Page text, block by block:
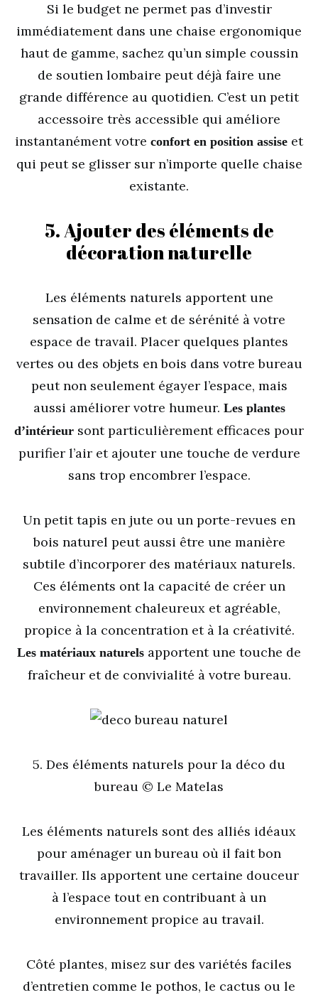
Si le budget ne permet pas d’investir
immédiatement dans une chaise ergonomique
haut de gamme, sachez qu’un simple coussin
de soutien lombaire peut déjà faire une
grande différence au quotidien. C’est un petit
accessoire très accessible qui améliore
instantanément votre confort en position assise et
qui peut se glisser sur n’importe quelle chaise
existante.
5. Ajouter des éléments de
décoration naturelle
Les éléments naturels apportent une
sensation de calme et de sérénité à votre
espace de travail. Placer quelques plantes
vertes ou des objets en bois dans votre bureau
peut non seulement égayer l’espace, mais
aussi améliorer votre humeur. Les plantes
d’intérieur sont particulièrement efficaces pour
purifier l’air et ajouter une touche de verdure
sans trop encombrer l’espace.
Un petit tapis en jute ou un porte-revues en
bois naturel peut aussi être une manière
subtile d’incorporer des matériaux naturels.
Ces éléments ont la capacité de créer un
environnement chaleureux et agréable,
propice à la concentration et à la créativité.
Les matériaux naturels apportent une touche de
fraîcheur et de convivialité à votre bureau.
5. Des éléments naturels pour la déco du
bureau © Le Matelas
Les éléments naturels sont des alliés idéaux
pour aménager un bureau où il fait bon
travailler. Ils apportent une certaine douceur
à l’espace tout en contribuant à un
environnement propice au travail.
Côté plantes, misez sur des variétés faciles
d’entretien comme le pothos, le cactus ou le